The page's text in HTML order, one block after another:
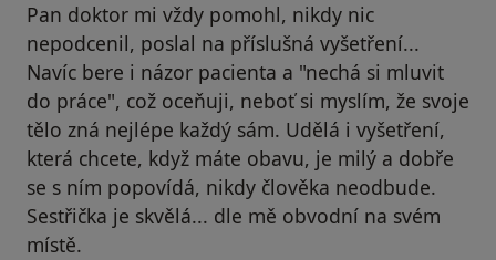
Pan doktor mi vždy pomohl, nikdy nic
nepodcenil, poslal na příslušná vyšetření...
Navíc bere i názor pacienta a "nechá si mluvit
do práce", což oceňuji, neboť si myslím, že svoje
tělo zná nejlépe každý sám. Udělá i vyšetření,
která chcete, když máte obavu, je milý a dobře
se s ním popovídá, nikdy člověka neodbude.
Sestřička je skvělá... dle mě obvodní na svém
místě.